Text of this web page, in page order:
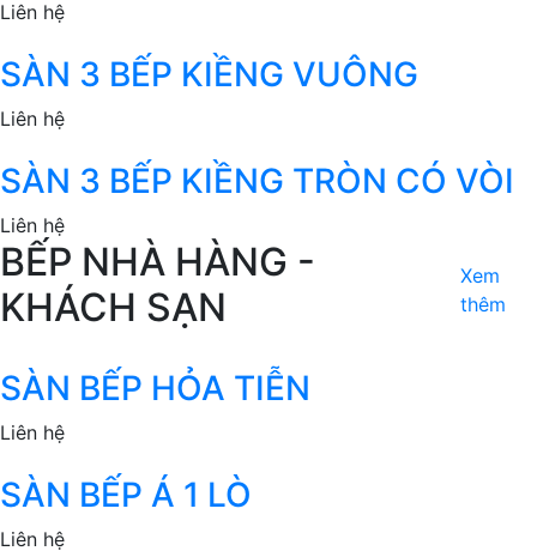
Liên hệ
SÀN 3 BẾP KIỀNG VUÔNG
Liên hệ
SÀN 3 BẾP KIỀNG TRÒN CÓ VÒI
Liên hệ
BẾP NHÀ HÀNG -
KHÁCH SẠN
Xem
thêm
SÀN BẾP HỎA TIỄN
Liên hệ
SÀN BẾP Á 1 LÒ
Liên hệ